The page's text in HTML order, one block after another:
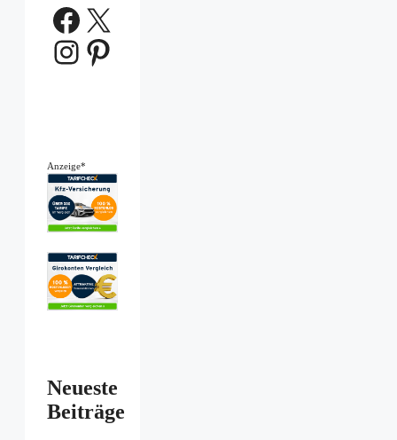
Facebook
X
Instagram
Pinterest
Anzeige*
Neueste
Beiträge